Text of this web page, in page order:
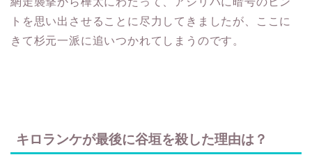
トを思い出させることに尽力してきましたが、ここに
きて杉元一派に追いつかれてしまうのです。
キロランケが最後に谷垣を殺した理由は？